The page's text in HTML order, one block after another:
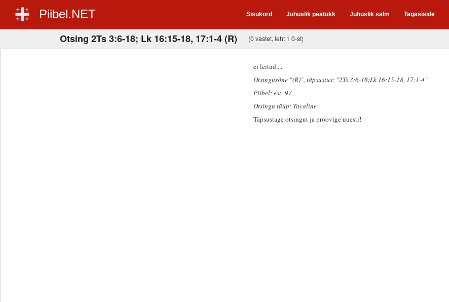
Piibel.NET Sisukord Juhuslik peatükk Juhuslik salm Tagasiside
Otsing 2Ts 3:6-18; Lk 16:15-18, 17:1-4 (R) (0 vastet, leht 1 0-st)
ei leitud....
Otsingusõne "(R)", täpsustus: "2Ts 3:6-18;Lk 16:15-18, 17:1-4"
Piibel: est_97
Otsingu tüüp: Tavaline
Täpsustage otsingut ja proovige uuesti!